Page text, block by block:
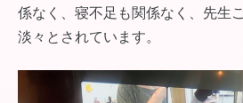
係なく、寝不足も関係なく、先生
淡々とされています。